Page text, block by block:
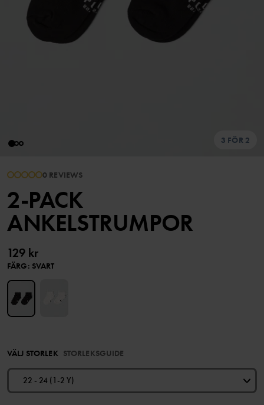
3 FÖR 2
0 REVIEWS
2-PACK
ANKELSTRUMPOR
129 kr
FÄRG: SVART
VÄLJ STORLEK STORLEKSGUIDE
22 - 24 (1-2 Y)